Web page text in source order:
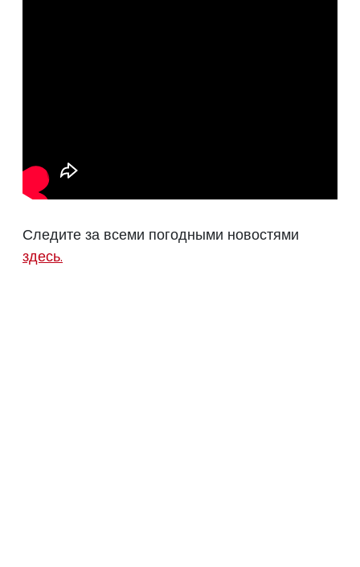
Следите за всеми погодными новостями
здесь.